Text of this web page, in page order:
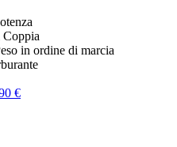
Coppia
in ordine di marcia
€